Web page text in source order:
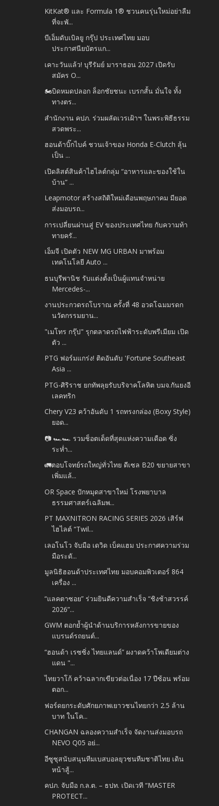
KitKat® และ Formula 1® ชวนคนรุ่นใหม่อย่าลืม
ที่จะพั...
บีเอ็มดับเบิลยู กรุ๊ป ประเทศไทย มอบ
ประกาศนียบัตรแก...
เคาะวันแล้ว! บุรีรัมย์ มาราธอน 2027 เปิดรับ
สมัคร O...
🏍️บิดหมดปลอก ล็อกชัยชนะ เบรกสั้น มั่นใจ ทั้ง
ทางตร...
สำนักงาน คปภ. ร่วมผลัดเวรเฝ้าฯ ในพระพิธีธรรม
สวดพระ...
ฮอนด้าบิ๊กไบค์ ชวนเจ้าของ Honda E-Clutch ลุ้น
เป็น ...
เปิดลิสต์สินค้าไฮไลต์กลุ่ม “อาหารและของใช้ใน
บ้าน” ...
Leapmotor สร้างสถิติใหม่เดือนพฤษภาคม มียอด
ส่งมอบรถ...
การเปลี่ยนผ่านสู่ EV ของประเทศไทย กับความท้า
ทายครั...
เอ็มจี เปิดตัว NEW MG URBAN มาพร้อม
เทคโนโลยี Auto ...
ธนบุรีพานิช รับแต่งตั้งเป็นผู้แทนจำหน่าย
Mercedes-...
งานประกวดรถโบราณ ครั้งที่ 48 อวดโฉมมรดก
นวัตกรรมยาน...
"เมโทร กรุ๊ป" รุกตลาดรถไฟฟ้าระดับพรีเมียม เปิด
ตัว ...
PTG ฟอร์มแกร่ง! ติดอันดับ 'Fortune Southeast
Asia ...
PTG-ศิริราช ยกทัพลุยรับบริจาคโลหิต บมจ.กันยงอี
เลคทริก
Chery V23 คว้าอันดับ 1 รถทรงกล่อง (Boxy Style)
ยอด...
📷 🏎️🏎️ รวมช็อตเด็ดที่สุดแห่งความเดือด ซิ่ง
ระห่ำ...
🚛ตอบโจทย์รถใหญ่ทั่วไทย ดีเซล B20 ขยายสาขา
เพิ่มแล้...
OR Space ปักหมุดสาขาใหม่ โรงพยาบาล
ธรรมศาสตร์เฉลิมพ...
PT MAXNITRON RACING SERIES 2026 เสิร์ฟ
ไฮไลต์ “Twil...
เลอโนโว จับมือ เดวิด เบ็คแฮม ประกาศความร่วม
มือระดั...
มูลนิธิฮอนด้าประเทศไทย มอบคอมพิวเตอร์ 864
เครื่อง ...
“แลคตาซอย” ร่วมยินดีความสำเร็จ “ชิงช้าสวรรค์
2026”...
GWM ตอกย้ำผู้นำด้านบริการหลังการขายของ
แบรนด์รถยนต์...
“ฮอนด้า เรซซิ่ง ไทยแลนด์” ผงาดคว้าโพเดียมต่าง
แดน "...
ไทยวาโก้ คว้าฉลากเขียวต่อเนื่อง 17 ปีซ้อน พร้อม
ตอก...
ฟอร์ดยกระดับศักยภาพเยาวชนไทยกว่า 2.5 ล้าน
บาท ในโค...
CHANGAN ฉลองความสำเร็จ จัดงานส่งมอบรถ
NEVO Q05 อย่...
อีซูซุสนับสนุนทีมเบสบอลยุวชนทีมชาติไทย เดิน
หน้าสู้...
คปภ. จับมือ ก.ล.ต. – ธปท. เปิดเวที “MASTER
PROTECT...